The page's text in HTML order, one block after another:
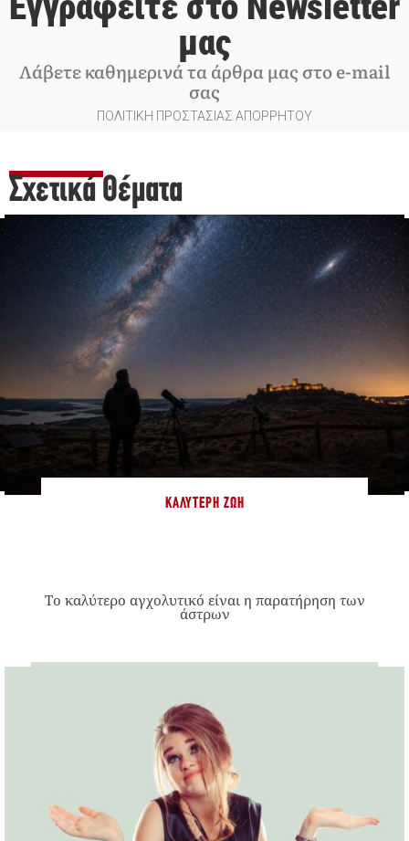
μας
Λάβετε καθημερινά τα άρθρα μας στο e-mail
σας
ΠΟΛΙΤΙΚΗ ΠΡΟΣΤΑΣΙΑΣ ΑΠΟΡΡΗΤΟΥ
Σχετικά Θέματα
ΚΑΛΎΤΕΡΗ ΖΩΉ
Το καλύτερο αγχολυτικό είναι η παρατήρηση των
άστρων